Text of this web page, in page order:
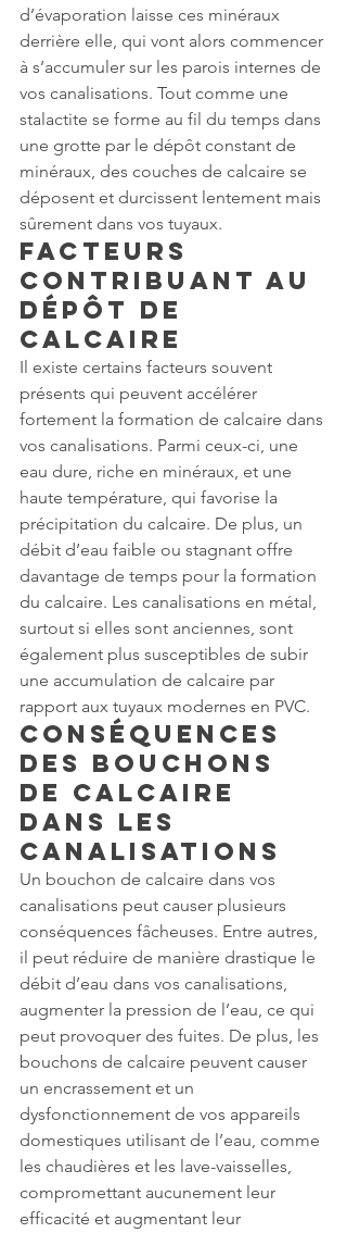
d’évaporation laisse ces minéraux
derrière elle, qui vont alors commencer
à s’accumuler sur les parois internes de
vos canalisations. Tout comme une
stalactite se forme au fil du temps dans
une grotte par le dépôt constant de
minéraux, des couches de calcaire se
déposent et durcissent lentement mais
sûrement dans vos tuyaux.
Facteurs
contribuant au
dépôt de
calcaire
Il existe certains facteurs souvent
présents qui peuvent accélérer
fortement la formation de calcaire dans
vos canalisations. Parmi ceux-ci, une
eau dure, riche en minéraux, et une
haute température, qui favorise la
précipitation du calcaire. De plus, un
débit d’eau faible ou stagnant offre
davantage de temps pour la formation
du calcaire. Les canalisations en métal,
surtout si elles sont anciennes, sont
également plus susceptibles de subir
une accumulation de calcaire par
rapport aux tuyaux modernes en PVC.
Conséquences
des bouchons
de calcaire
dans les
canalisations
Un bouchon de calcaire dans vos
canalisations peut causer plusieurs
conséquences fâcheuses. Entre autres,
il peut réduire de manière drastique le
débit d’eau dans vos canalisations,
augmenter la pression de l’eau, ce qui
peut provoquer des fuites. De plus, les
bouchons de calcaire peuvent causer
un encrassement et un
dysfonctionnement de vos appareils
domestiques utilisant de l’eau, comme
les chaudières et les lave-vaisselles,
compromettant aucunement leur
efficacité et augmentant leur